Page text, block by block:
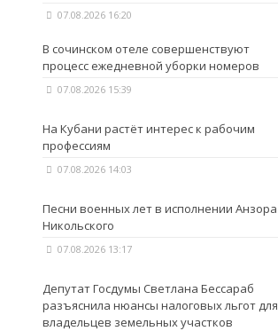
07.08.2026 16:20
В сочинском отеле совершенствуют
процесс ежедневной уборки номеров
07.08.2026 15:39
На Кубани растёт интерес к рабочим
профессиям
07.08.2026 14:03
Песни военных лет в исполнении Анзора
Никольского
07.08.2026 13:17
Депутат Госдумы Светлана Бессараб
разъяснила нюансы налоговых льгот для
владельцев земельных участков